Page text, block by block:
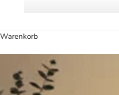
Warenkorb